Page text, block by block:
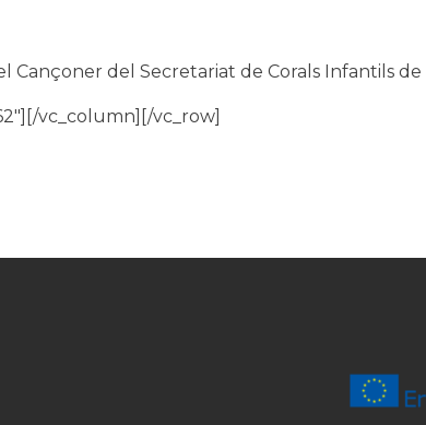
Cançoner del Secretariat de Corals Infantils de
vc_column][/vc_row]